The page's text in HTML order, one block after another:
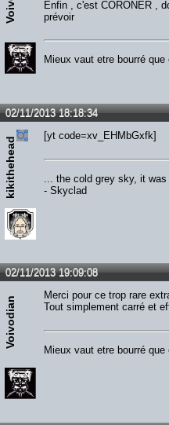
Enfin , c'est CORONER ,
prévoir
Mieux vaut etre bourré
02/11/2013 18:18:34
kikithehead
[yt code=xv_EHMbGxfk]
... the cold grey sky, it
- Skyclad
02/11/2013 19:09:08
Voivodian
Merci pour ce trop rare
Tout simplement carré et
Mieux vaut etre bourré